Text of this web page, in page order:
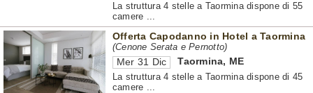
La struttura 4 stelle a Taormina dispone di 55
camere ...
Offerta Capodanno in Hotel a Taormina
(Cenone Serata e Pernotto)
Mer 31 Dic Taormina, ME
La struttura 4 stelle a Taormina dispone di 45
camere ...